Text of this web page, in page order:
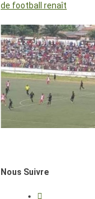
de football renaît
Nous Suivre